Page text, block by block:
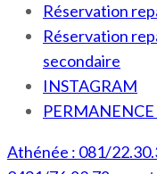
Réservation
Réservation
secondaire
INSTAGRAM
Athénée : 081/